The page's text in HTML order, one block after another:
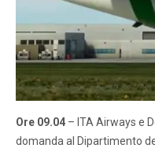
Ore 09.04 – ITA Airways e
domanda al Dipartimento